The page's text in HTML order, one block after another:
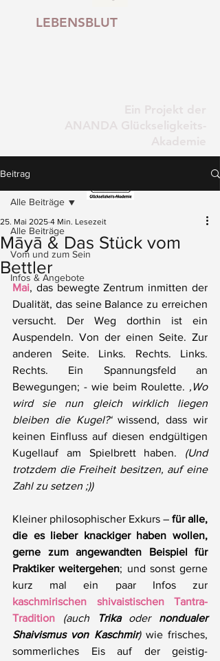
LEBENSBLUT
Beitrag
Alle Beiträge
Vom und zum Sein
Infos & Angebote
Alle Beiträge
Māyā & Das Stück vom
Bettler
25. Mai 2025 4 Min. Lesezeit
Mai, das bewegte Zentrum inmitten der
Dualität, das seine Balance zu erreichen
versucht. Der Weg dorthin ist ein
Auspendeln. Von der einen Seite. Zur
anderen Seite. Links. Rechts. Links.
Rechts. Ein Spannungsfeld an
Bewegungen; - wie beim Roulette. ‚Wo
wird sie nun gleich wirklich liegen
bleiben die Kugel?‘ wissend, dass wir
keinen Einfluss auf diesen endgültigen
Kugellauf am Spielbrett haben. (Und
trotzdem die Freiheit besitzen, auf eine
Zahl zu setzen ;))
Kleiner philosophischer Exkurs – für alle,
die es lieber knackiger haben wollen,
gerne zum angewandten Beispiel für
Praktiker weitergehen; und sonst gerne
kaschmirischen shivaistischen Tantra-
Tradition
(auch Trika oder nondualer
Shaivismus von Kaschmir) wie frisches,
sommerliches Eis auf der geistig-